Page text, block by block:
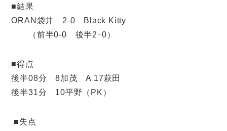
■結果
ORAN袋井 2-0 Black Kitty
（前半0-0 後半2ｰ0）
■得点
後半08分 8加茂 A 17萩田
後半31分 10平野（PK）
■失点